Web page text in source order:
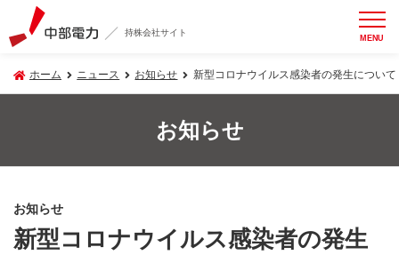
持株会社サイト MENU
ホーム ニュース お知らせ 新型コロナウイルス感染者の発生について
お知らせ
お知らせ
新型コロナウイルス感染者の発生